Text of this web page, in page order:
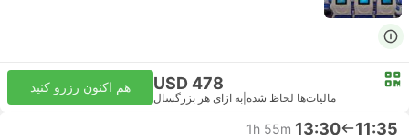
USD 478
مالیات‌ها لحاظ شده به ازای هر بزرگسال
هم اکنون رزرو کنید
11:35
13:30
1h 55m